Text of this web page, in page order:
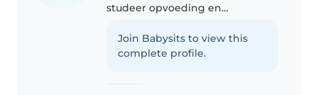
studeer opvoeding en
ik stage moet lopen al wat
ervaring opdoen. Het liefst speel
Join Babysits to view this
complete profile.